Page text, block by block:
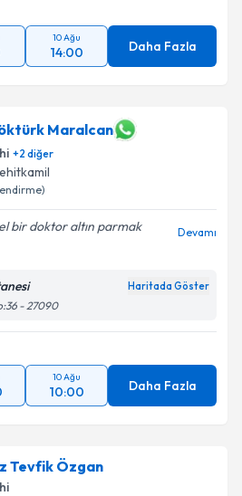
10 Ağu
14:00 Daha Fazla
Maralcan
+2 diğer
bir doktor altın parmak
Devamı
Haritada Göster
- 27090
10 Ağu
10:00 Daha Fazla
Tevfik Özgan